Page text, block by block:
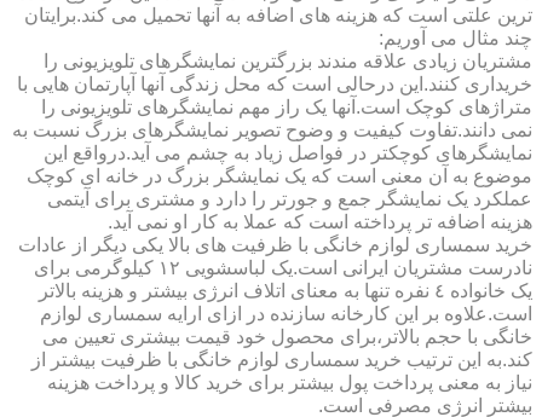
ترین علتی است که هزینه های اضافه به آنها تحمیل می کند.برایتان
چند مثال می آوریم:
مشتریان زیادی علاقه مندند بزرگترین نمایشگرهای تلویزیونی را
خریداری کنند.این درحالی است که محل زندگی آنها آپارتمان هایی با
متراژهای کوچک است.آنها یک راز مهم نمایشگرهای تلویزیونی را
نمی دانند.تفاوت کیفیت و وضوح تصویر نمایشگرهای بزرگ نسبت به
نمایشگرهای کوچکتر در فواصل زیاد به چشم می آید.درواقع این
موضوع به آن معنی است که یک نمایشگر بزرگ در خانه ای کوچک
عملکرد یک نمایشگر جمع و جورتر را دارد و مشتری برای آیتمی
هزینه اضافه تر پرداخته است که عملا به کار او نمی آید.
خرید سمساری لوازم خانگی با ظرفیت های بالا یکی دیگر از عادات
نادرست مشتریان ایرانی است.یک لباسشویی ١٢ کیلوگرمی برای
یک خانواده ٤ نفره تنها به معنای اتلاف انرژی بیشتر و هزینه بالاتر
است.علاوه بر این کارخانه سازنده در ازای ارایه سمساری لوازم
خانگی با حجم بالاتر،برای محصول خود قیمت بیشتری تعیین می
کند.به این ترتیب خرید سمساری لوازم خانگی با ظرفیت بیشتر از
نیاز به معنی پرداخت پول بیشتر برای خرید کالا و پرداخت هزینه
بیشتر انرژی مصرفی است.